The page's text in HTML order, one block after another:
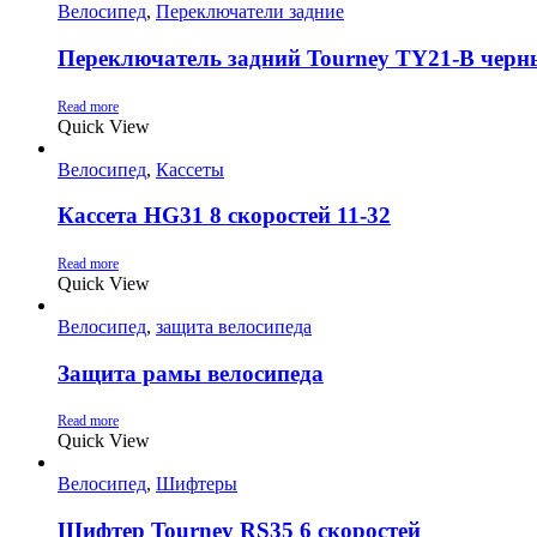
Велосипед, Переключатели задние
Переключатель задний Tourney TY21-B
Read more
Quick View
Велосипед, Кассеты
Кассета HG31 8 скоростей 11-32
Read more
Quick View
Велосипед, защита велосипеда
Защита рамы велосипеда
Read more
Quick View
Велосипед, Шифтеры
Шифтер Tourney RS35 6 скоростей